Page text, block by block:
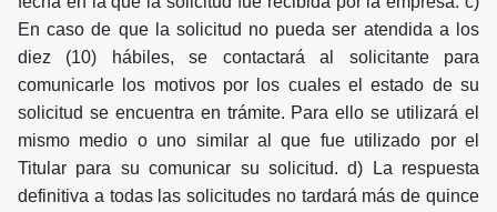
En caso de que la solicitud no pueda ser atendida a los
diez (10) hábiles, se contactará al solicitante para
comunicarle los motivos por los cuales el estado de su
solicitud se encuentra en trámite. Para ello se utilizará el
mismo medio o uno similar al que fue utilizado por el
Titular para su comunicar su solicitud. d) La respuesta
definitiva a todas las solicitudes no tardará más de quince